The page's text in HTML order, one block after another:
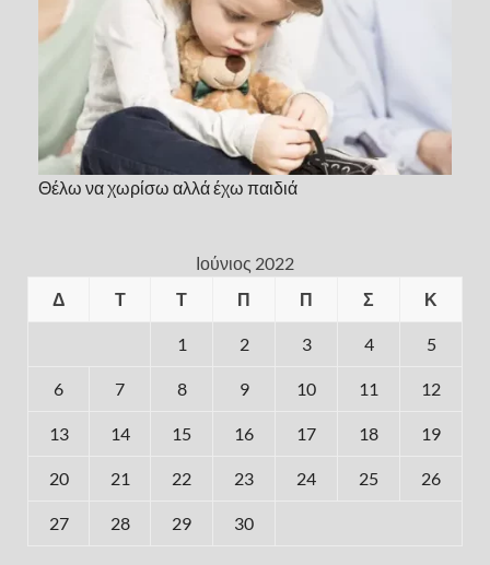
Θέλω να χωρίσω αλλά έχω παιδιά
Ιούνιος 2022
Δ
Τ Τ Π Π Σ Κ
1 2 3 4 5
6 7 8 9 10 11 12
13 14 15 16 17 18 19
20 21 22 23 24 25 26
27 28 29 30